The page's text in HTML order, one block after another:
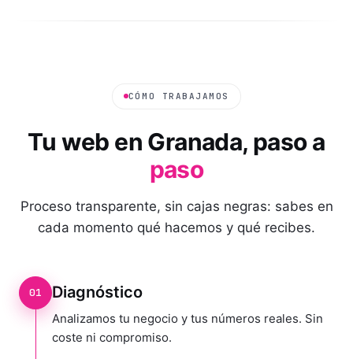
CÓMO TRABAJAMOS
Tu web en Granada, paso a
paso
Proceso transparente, sin cajas negras: sabes en
cada momento qué hacemos y qué recibes.
01 Diagnóstico
Analizamos tu negocio y tus números reales. Sin
coste ni compromiso.